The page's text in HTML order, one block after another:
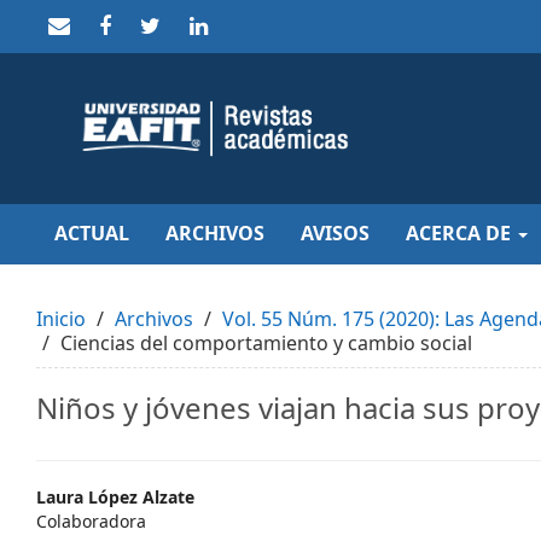
to
Main
Navigation
Content
Sidebar
ACTUAL ARCHIVOS AVISOS ACERCA DE
Inicio Archivos
Vol. 55 Núm. 175 (2020): Las
Ciencias del comportamiento y cambio social
Niños y jóvenes viajan hacia sus
Main
Laura López Alzate
Colaboradora